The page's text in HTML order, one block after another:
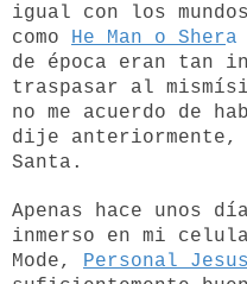
igual con los
como
He Man o Shera
de época eran tan
traspasar al
no me acuerdo de
dije anteriormente,
Santa.
Apenas hace unos
inmerso en mi
Mode,
Personal Jesus